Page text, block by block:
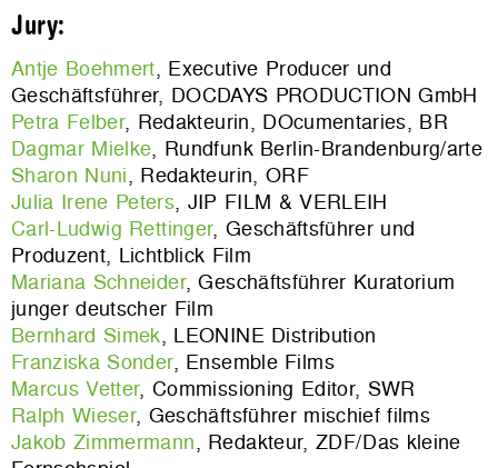
Jury:
Antje Boehmert, Executive Producer und
Geschäftsführer, DOCDAYS PRODUCTION GmbH
Petra Felber, Redakteurin, DOcumentaries, BR
Dagmar Mielke, Rundfunk Berlin-Brandenburg/arte
Sharon Nuni, Redakteurin, ORF
Julia Irene Peters, JIP FILM & VERLEIH
Carl-Ludwig Rettinger, Geschäftsführer und
Produzent, Lichtblick Film
Mariana Schneider,Geschäftsführer Kuratorium
junger deutscher Film
Bernhard Simek, LEONINE Distribution
Franziska Sonder, Ensemble Films
Marcus Vetter, Commissioning Editor, SWR
Ralph Wieser, Geschäftsführer mischief films
Jakob Zimmermann, Redakteur, ZDF/Das kleine